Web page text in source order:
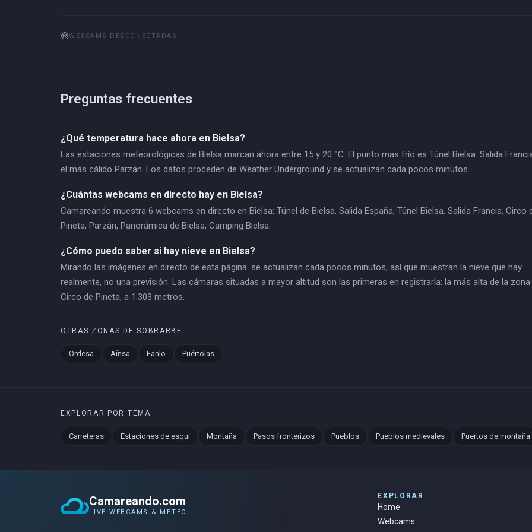
portable_wifi_offWEBCAMS DESCONECTADAS
Preguntas frecuentes
¿Qué temperatura hace ahora en Bielsa?
Las estaciones meteorológicas de Bielsa marcan ahora entre 15 y 20 °C. El punto más frío es Túnel Bielsa. Salida
el más cálido Parzán. Los datos proceden de Weather Underground y se actualizan cada pocos minutos.
¿Cuántas webcams en directo hay en Bielsa?
Camareando muestra 6 webcams en directo en Bielsa: Túnel de Bielsa. Salida España, Túnel Bielsa. Salida Francia, Circo
Pineta, Parzán, Panorámica de Bielsa, Camping Bielsa.
¿Cómo puedo saber si hay nieve en Bielsa?
Mirando las imágenes en directo de esta página: se actualizan cada pocos minutos, así que muestran la nieve que hay
realmente, no una previsión. Las cámaras situadas a mayor altitud son las primeras en registrarla: la más alta de la zona
Circo de Pineta, a 1.303 metros.
OTRAS ZONAS DE SOBRARBE
Ordesa Aínsa Fanlo Puértolas
EXPLORAR POR TEMA
Carreteras Estaciones de esquí Montaña Pasos fronterizos Pueblos Pueblos medievales Puertos de montaña
Camareando.com
LIVE WEBCAMS & METEO
EXPLORAR
Home
Webcams